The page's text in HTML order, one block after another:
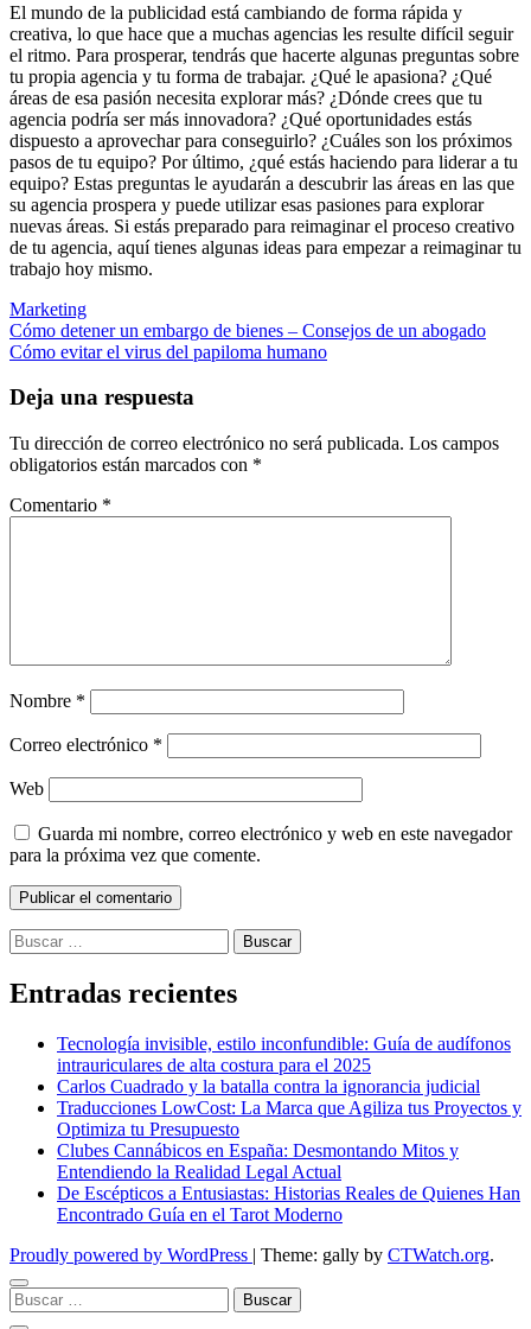
El mundo de la publicidad está cambiando de forma rápida y
creativa, lo que hace que a muchas agencias les resulte difícil seguir
el ritmo. Para prosperar, tendrás que hacerte algunas preguntas sobre
tu propia agencia y tu forma de trabajar. ¿Qué le apasiona? ¿Qué
áreas de esa pasión necesita explorar más? ¿Dónde crees que tu
agencia podría ser más innovadora? ¿Qué oportunidades estás
dispuesto a aprovechar para conseguirlo? ¿Cuáles son los próximos
pasos de tu equipo? Por último, ¿qué estás haciendo para liderar a tu
equipo? Estas preguntas le ayudarán a descubrir las áreas en las que
su agencia prospera y puede utilizar esas pasiones para explorar
nuevas áreas. Si estás preparado para reimaginar el proceso creativo
de tu agencia, aquí tienes algunas ideas para empezar a reimaginar tu
trabajo hoy mismo.
Marketing
Navegación
de
entradas
Cómo detener un embargo de bienes – Consejos de un abogado
Cómo evitar el virus del papiloma humano
Deja una respuesta
Tu dirección de correo electrónico no será publicada. Los campos
obligatorios están marcados con *
Comentario *
Nombre *
Correo electrónico *
Web
Guarda mi nombre, correo electrónico y web en este navegador
para la próxima vez que comente.
Buscar:
Entradas recientes
Tecnología invisible, estilo inconfundible: Guía de audífonos
intrauriculares de alta costura para el 2025
Carlos Cuadrado y la batalla contra la ignorancia judicial
Traducciones LowCost: La Marca que Agiliza tus Proyectos y
Optimiza tu Presupuesto
Clubes Cannábicos en España: Desmontando Mitos y
Entendiendo la Realidad Legal Actual
De Escépticos a Entusiastas: Historias Reales de Quienes Han
Encontrado Guía en el Tarot Moderno
Proudly powered by WordPress | Theme: gally by CTWatch.org.
Buscar: